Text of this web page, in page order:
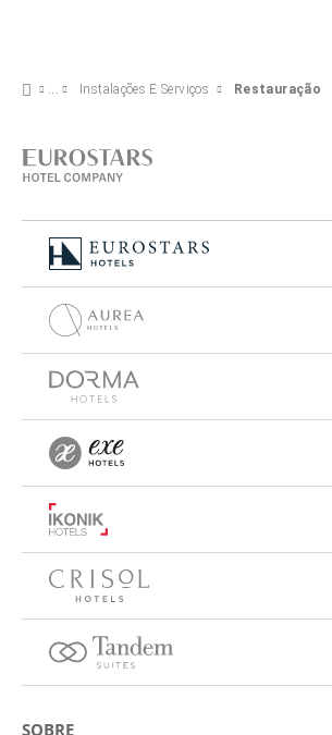
Instalações E Serviços Restauração
SOBRE